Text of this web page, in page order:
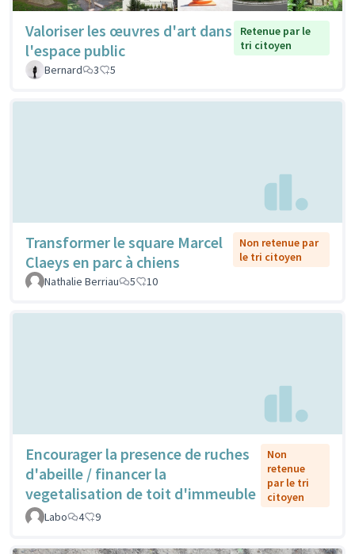
Valoriser les œuvres d'art dans
l'espace public
Retenue par le
tri citoyen
Bernard
3 5
Transformer le square Marcel
Claeys en parc à chiens
Non retenue par
le tri citoyen
Nathalie Berriau
5 10
Encourager la presence de ruches
d'abeille / financer la
vegetalisation de toit d'immeuble
Non
retenue
par le tri
citoyen
Labo
4 9